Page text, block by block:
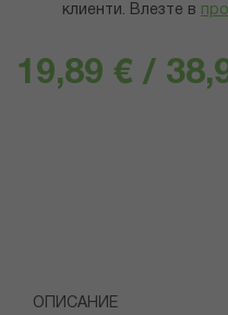
клиенти. Влезте в
19,89 € /
ОПИСАНИЕ